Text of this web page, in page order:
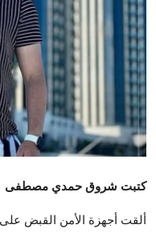
تكنولوجيا وإتصالات
الرياضة
المحافظات
المجتمع والمنوعات
أراء و مقالات
فيديوهات
كتبت شروق حمدي مصطفى
ألقت أجهزة الأمن القبض